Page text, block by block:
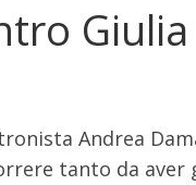
Andrea
tanto da aver